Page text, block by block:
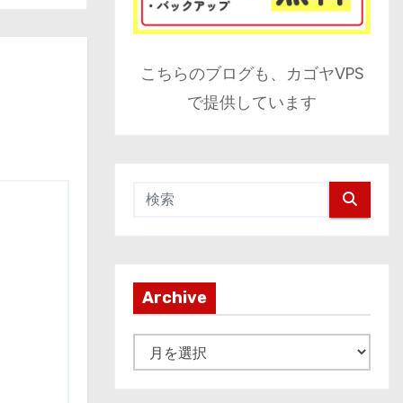
こちらのブログも、カゴヤVPS
で提供しています
Archive
r